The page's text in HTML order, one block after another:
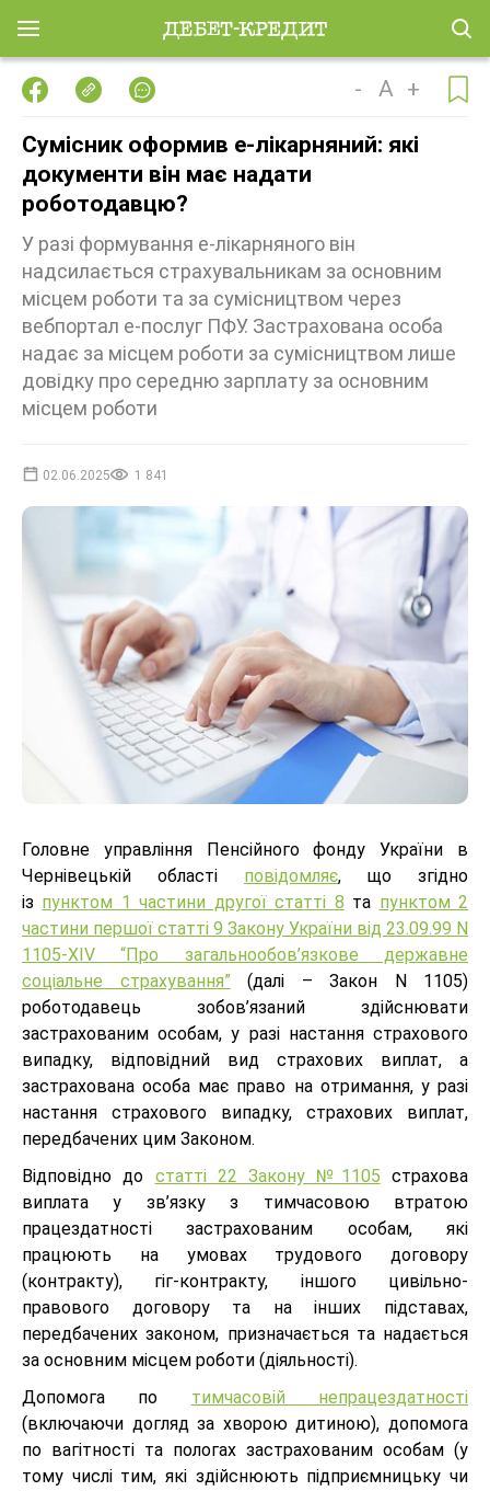
- A +
Сумісник оформив е-лікарняний: які
документи він має надати
роботодавцю?
У разі формування е-лікарняного він
надсилається страхувальникам за основним
місцем роботи та за сумісництвом через
вебпортал е-послуг ПФУ. Застрахована особа
надає за місцем роботи за сумісництвом лише
довідку про середню зарплату за основним
місцем роботи
02.06.2025 1 841
Головне управління Пенсійного фонду України в
Чернівецькій області повідомляє, що згідно
із пунктом 1 частини другої статті 8 та пунктом 2
частини першої статті 9 Закону України від 23.09.99 N
1105-XIV “Про загальнообов’язкове державне
соціальне страхування”(далі – Закон N 1105)
роботодавець зобов’язаний здійснювати
застрахованим особам, у разі настання страхового
випадку, відповідний вид страхових виплат, а
застрахована особа має право на отримання, у разі
настання страхового випадку, страхових виплат,
передбачених цим Законом.
Відповідно до статті 22 Закону №1105 страхова
виплата у зв’язку з тимчасовою втратою
працездатності застрахованим особам, які
працюють на умовах трудового договору
(контракту), гіг-контракту, іншого цивільно-
правового договору та на інших підставах,
передбачених законом, призначається та надається
за основним місцем роботи (діяльності).
Допомога по тимчасовій непрацездатності
(включаючи догляд за хворою дитиною), допомога
по вагітності та пологах застрахованим особам (у
тому числі тим, які здійснюють підприємницьку чи